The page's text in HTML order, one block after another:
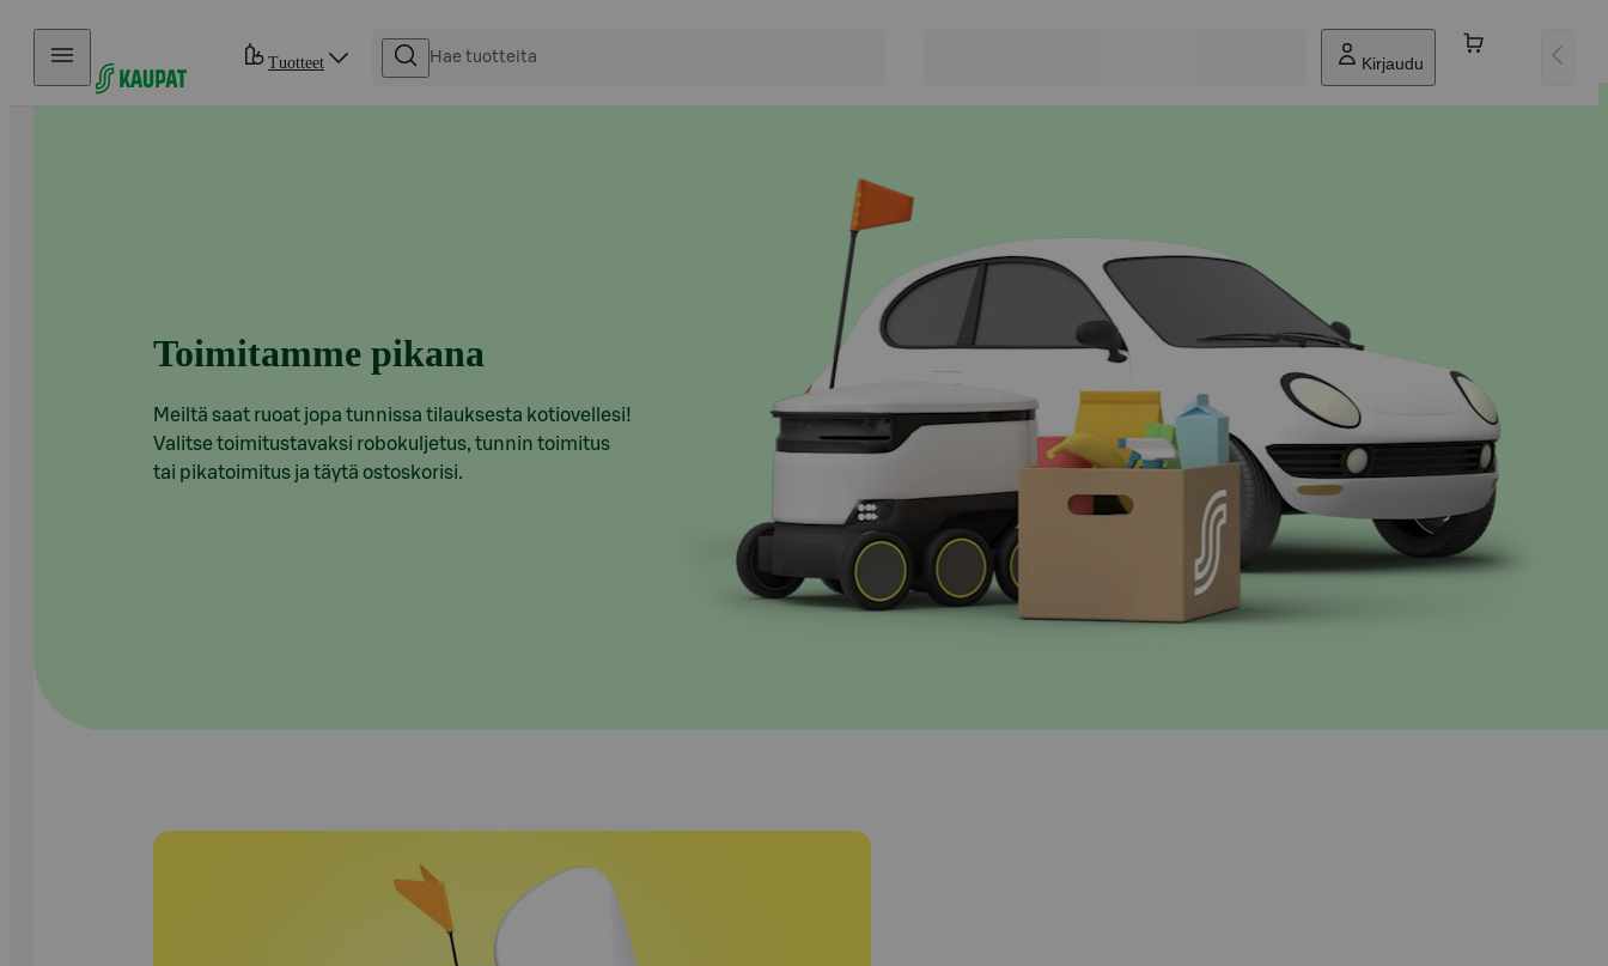
Hyppää sisältöön
Tuotteet Kirjaudu
Toimitamme pikana
Meiltä saat ruoat jopa tunnissa tilauksesta kotiovellesi!
Valitse toimitustavaksi robokuljetus, tunnin toimitus
tai pikatoimitus ja täytä ostoskorisi.